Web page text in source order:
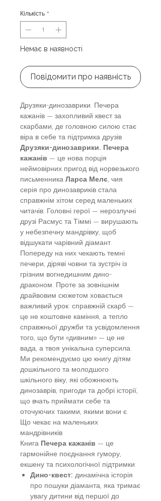
Кількість *
Немає в наявності
Повідомити про наявність
Друзяки-динозаврики. Печера
кажанів — захопливий квест за
скарбами, де головною силою стає
віра в себе та підтримка друзів
Друзяки-динозаврики. Печера
кажанів — це нова порція
неймовірних пригод від норвезького
письменника Ларса Мелє, чия
серія про динозавриків стала
справжнім хітом серед маленьких
читачів. Головні герої — нерозлучні
друзі Расмус та Тіммі — вирушають
у небезпечну мандрівку, щоб
відшукати чарівний діамант.
Попереду на них чекають темні
печери, діряві човни та зустріч із
грізним вогнедишним дино-
драконом. Проте за зовнішнім
драйвовим сюжетом ховається
важливий урок: справжній скарб —
це не коштовне каміння, а тепло
справжньої дружби та усвідомлення
того, що бути «дивним» — це не
вада, а твоя унікальна суперсила.
Ми рекомендуємо цю книгу дітям
дошкільного та молодшого
шкільного віку, які обожнюють
динозаврів, пригоди та добрі історії,
що вчать приймати себе та
оточуючих такими, якими вони є.
Що чекає на маленьких
мандрівників
Книга Печера кажанів — це
гармонійне поєднання гумору,
екшену та психологічної підтримки:
Дино-квест: динамічна історія
про пошуки діаманта, яка тримає
увагу дитини від першої до